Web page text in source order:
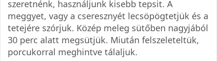
szeretnénk, használjunk kisebb tepsit. A
meggyet, vagy a cseresznyét lecsöpögtetjük és a
tetejére szórjuk. Közép meleg sütőben nagyjából
30 perc alatt megsütjük. Miután felszeleteltük,
porcukorral meghintve tálaljuk.